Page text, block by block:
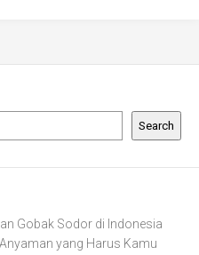
Search
Gobak Sodor di Indonesia
yang Harus Kamu